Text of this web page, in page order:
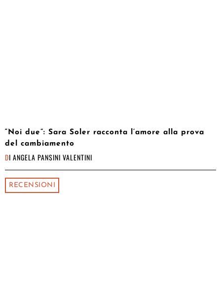
“Noi due”: Sara Soler racconta l’amore alla prova
del cambiamento
DI ANGELA PANSINI VALENTINI
RECENSIONI